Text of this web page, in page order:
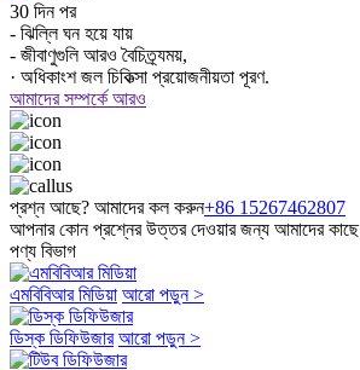
30 দিন পর
- ঝিল্লি ঘন হয়ে যায়
- জীবাণুগুলি আরও বৈচিত্র্যময়,
· অধিকাংশ জল চিকিত্সা প্রয়োজনীয়তা পূরণ.
আমাদের সম্পর্কে আরও
প্রশ্ন আছে? আমাদের কল করুন+86 15267462807
আপনার কোন প্রশ্নের উত্তর দেওয়ার জন্য আমাদের কাছে
পণ্য বিভাগ
এমবিবিআর মিডিয়া আরো পড়ুন >
ডিস্ক ডিফিউজার আরো পড়ুন >